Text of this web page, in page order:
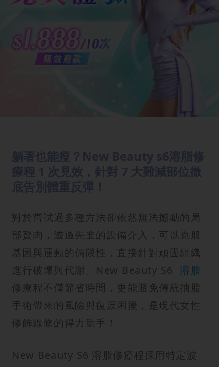
對於嘗試過多種方法卻依然無法撼動的局
部贅肉，透過先進的設備介入，可以克服
基因與運動的侷限性，直接針對頑固組織
進行破壞與代謝。New Beauty S6
溶脂
修療程不僅節省時間，更能避免傳統抽脂
手術帶來的風險與復原困擾，是現代女性
修飾線條的得力助手！
New Beauty S6 溶脂修療程採用特定波